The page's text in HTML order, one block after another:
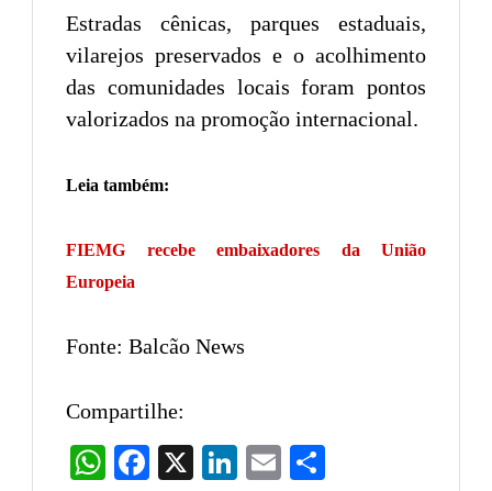
Estradas cênicas, parques estaduais,
vilarejos preservados e o acolhimento
das comunidades locais foram pontos
valorizados na promoção internacional.
Leia também:
FIEMG recebe embaixadores da União
Europeia
Fonte: Balcão News
Compartilhe:
WhatsAppFacebook LinkedIn
Email